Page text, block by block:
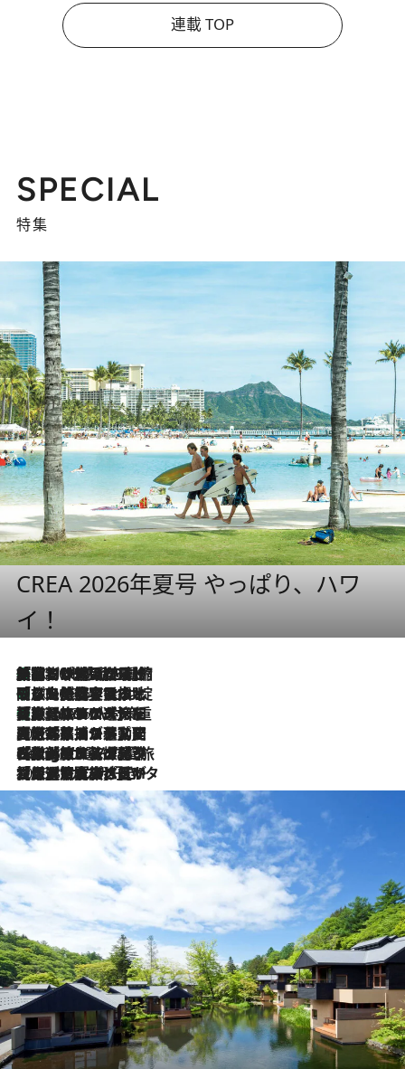
連載 TOP
SPECIAL
特集
CREA 2026年夏号 やっぱり、ハワ
イ！
2026.8.6
「荷物が増えるほど旅ストレスは増す」美容ジャーナリストがたどり着いた最終結論。“化粧品を劇的に減らす”感動の凝縮美容とは
2026.8.6
「旅先には金髪ウィッグを持参」日本と同じメイクでは損してる!? 美容ジャーナリストが提案する“掟破りの旅美容”とは
2026.8.6
【厳選旅コスメ】「身軽さ＆UV対策重視！」ヘアアーティストshucoが選んだ夏旅ベストコスメを発表【Mサイズジップ】
2026.8.5
【厳選旅コスメ】国内をあちこち移動する河井菜摘が選んだ夏旅ベストコスメ発表！「リラックスアイテムはマスト」【Mサイズジップ】
2026.8.4
【厳選旅コスメ】「紫外線＆乾燥対策しながらメイク感も！」ヘア＆メイクGeorgeが選んだ夏旅ベストコスメを発表！【Mサイズジップ】
2026.8.3
【厳選旅コスメ】「保湿もタイパ重視！」“サウナ好き”タレント清水みさとが愛用する夏旅ベストコスメを発表！【Mサイズジップ】